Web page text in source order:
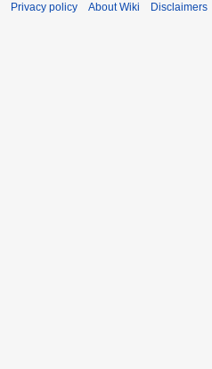
Privacy policy About Wiki Disclaimers